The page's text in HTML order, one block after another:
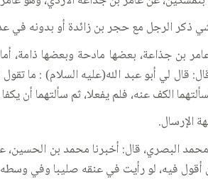
ذكر الرجل مع حجر بن زائدة أو بدونه في
قال لي أبو عبد الله(عليه السلام) :
الكف عنه، فلم يفعلا، ثم سألتهما أن
الإرسال.
البصري، قال: أخبرنا محمد بن الحسين،
فيه، لو رأيت في عنقه صليبا وفي